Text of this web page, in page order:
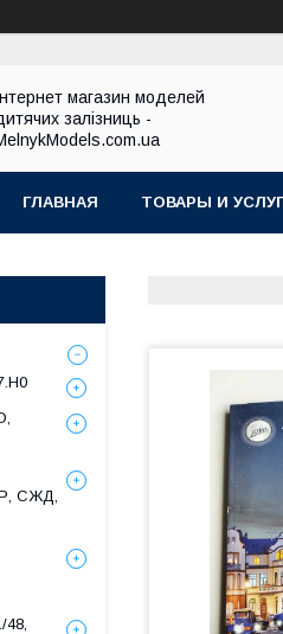
магазин моделей
залізниць -
ГЛАВНАЯ ТОВАРЫ И
СЖД,